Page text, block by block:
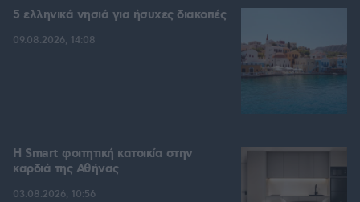
5 ελληνικά νησιά για ήσυχες διακοπές
09.08.2026, 14:08
Η Smart φοιτητική κατοικία στην
καρδιά της Αθήνας
03.08.2026, 10:56